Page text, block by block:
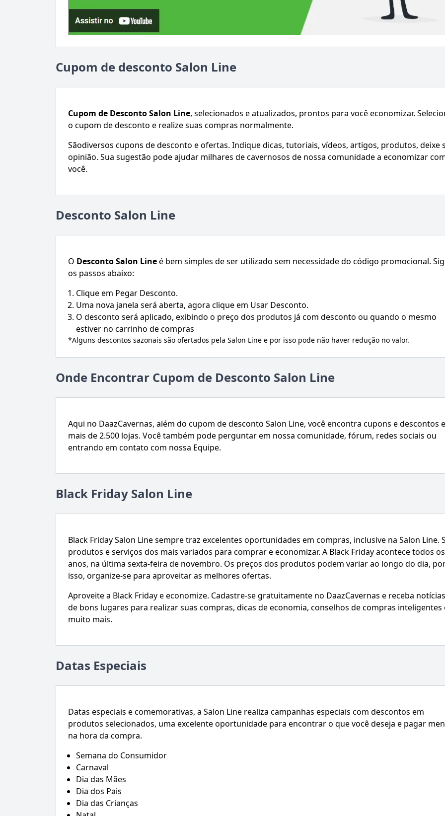
Cupom de desconto Salon Line
Cupom de DescontoSalon Line, selecionados e atualizados, prontos para você economizar.
o cupom de desconto e realize suas compras normalmente.
Sãodiversos cupons de desconto e ofertas. Indique dicas, tutoriais, vídeos, artigos, produtos, deixe
opinião. Sua sugestão pode ajudar milhares de cavernosos de nossa comunidade a economizar
você.
Desconto Salon Line
O DescontoSalon Lineé bem simples de ser utilizado sem necessidade do código promocional.
os passos abaixo:
Clique em Pegar Desconto.
Uma nova janela será aberta, agora clique em Usar Desconto.
O desconto será aplicado, exibindo o preço dos produtos já com desconto ou quando o mesmo
estiver no carrinho de compras
*Alguns descontos sazonais são ofertados pela Salon Line e por isso pode não haver redução no valor.
Onde Encontrar Cupom de Desconto Salon Line
Aqui no DaazCavernas, além do cupom de desconto Salon Line, você encontra cupons e descontos
mais de 2.500 lojas. Você também pode perguntar em nossa comunidade, fórum, redes sociais ou
entrando em contato com nossa Equipe.
Black Friday Salon Line
Black Friday Salon Line sempre traz excelentes oportunidades em compras, inclusive na Salon Line.
produtos e serviços dos mais variados para comprar e economizar. A Black Friday acontece todos os
anos, na última sexta-feira de novembro. Os preços dos produtos podem variar ao longo do dia,
isso, organize-se para aproveitar as melhores ofertas.
Aproveite a Black Friday e economize. Cadastre-se gratuitamente no DaazCavernas e receba notícias
de bons lugares para realizar suas compras, dicas de economia, conselhos de compras inteligentes
muito mais.
Datas Especiais
Datas especiais e comemorativas, a Salon Line realiza campanhas especiais com descontos em
produtos selecionados, uma excelente oportunidade para encontrar o que você deseja e pagar
na hora da compra.
Semana do Consumidor
Carnaval
Dia das Mães
Dia dos Pais
Dia das Crianças